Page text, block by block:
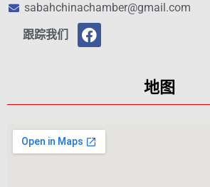
sabahchinachamber@gmail.com
跟踪我们
地图